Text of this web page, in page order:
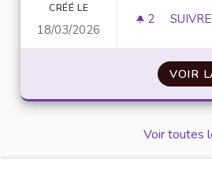
CRÉÉ LE
18/03/2026
2 2
SUIVRE
VOIR
Voir toutes